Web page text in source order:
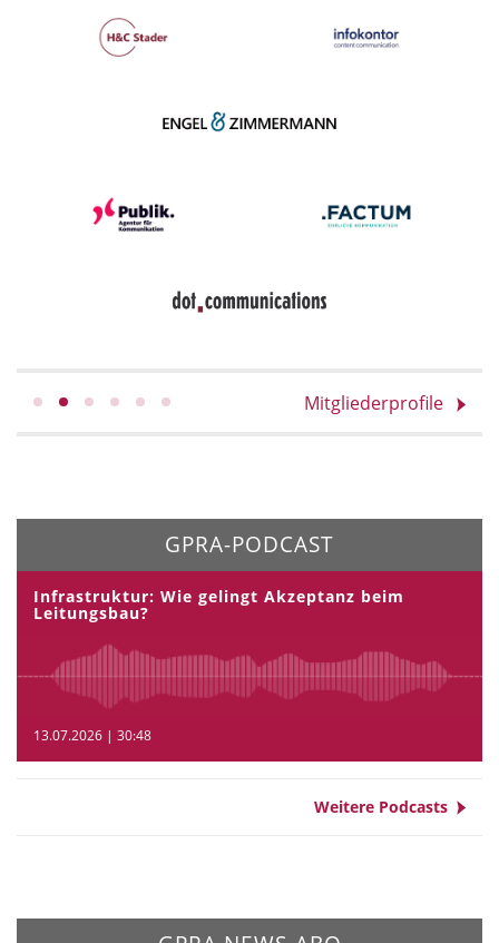
Mitgliederprofile
GPRA-PODCAST
Infrastruktur: Wie gelingt Akzeptanz beim
Leitungsbau?
13.07.2026 | 30:48
Weitere Podcasts